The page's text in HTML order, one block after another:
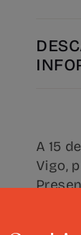
A 15
Vigo,